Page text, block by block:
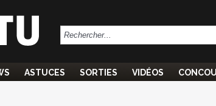
ASTUCES SORTIES VIDÉOS